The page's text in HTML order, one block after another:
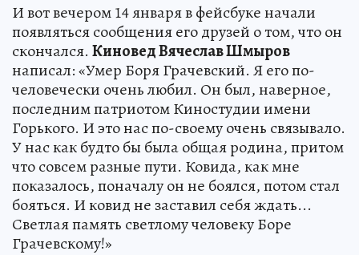
И вот вечером 14 января в фейсбуке начали
появляться сообщения его друзей о том, что он
скончался. Киновед Вячеслав Шмыров
написал: «Умер Боря Грачевский. Я его по-
человечески очень любил. Он был, наверное,
последним патриотом Киностудии имени
Горького. И это нас по-своему очень связывало.
У нас как будто бы была общая родина, притом
что совсем разные пути. Ковида, как мне
показалось, поначалу он не боялся, потом стал
бояться. И ковид не заставил себя ждать...
Светлая память светлому человеку Боре
Грачевскому!»